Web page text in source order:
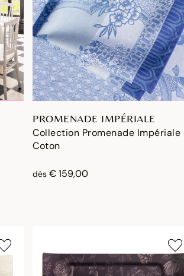
PROMENADE IMPÉRIALE
Collection Promenade Impériale
Coton
dès € 159,00